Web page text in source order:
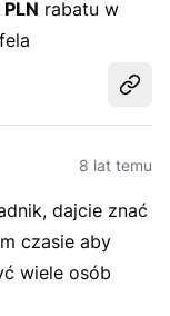
rabatu w
8 lat temu
dajcie znać
czasie aby
wiele osób